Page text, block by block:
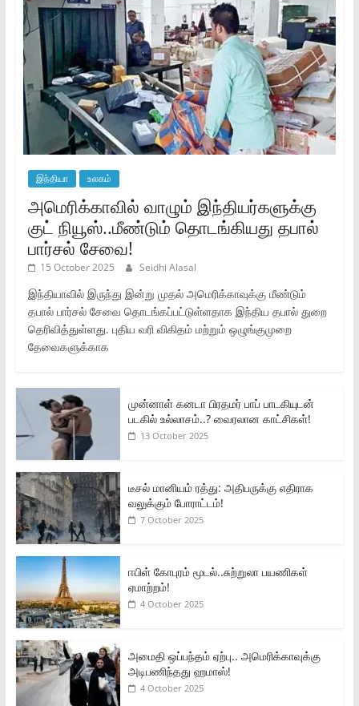
இந்தியா உலகம்
அமெரிக்காவில் வாழும் இந்தியர்களுக்கு
குட் நியூஸ்..மீண்டும் தொடங்கியது தபால்
பார்சல் சேவை!
15 October 2025 Seidhi Alasal
இந்தியாவில் இருந்து இன்று முதல் அமெரிக்காவுக்கு மீண்டும்
தபால் பார்சல் சேவை தொடங்கப்பட்டுள்ளதாக இந்திய தபால் துறை
தெரிவித்துள்ளது. புதிய வரி விகிதம் மற்றும் ஒழுங்குமுறை
தேவைகளுக்காக
முன்னாள் கனடா பிரதமர் பாப் பாடகியுடன்
படகில் உல்லாசம்..? வைரலான காட்சிகள்!
13 October 2025
டீசல் மானியம் ரத்து: அதிபருக்கு எதிராக
வலுக்கும் போராட்டம்!
7 October 2025
ஈபிள் கோபுரம் மூடல்..சுற்றுலா பயணிகள்
ஏமாற்றம்!
4 October 2025
அமைதி ஒப்பந்தம் ஏற்பு.. அமெரிக்காவுக்கு
அடிபணிந்தது ஹமாஸ்!
4 October 2025